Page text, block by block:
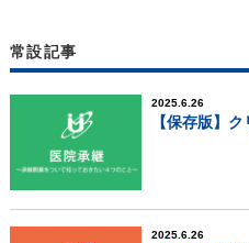
常設記事
2025.6.26
【保存版】
2025.6.26